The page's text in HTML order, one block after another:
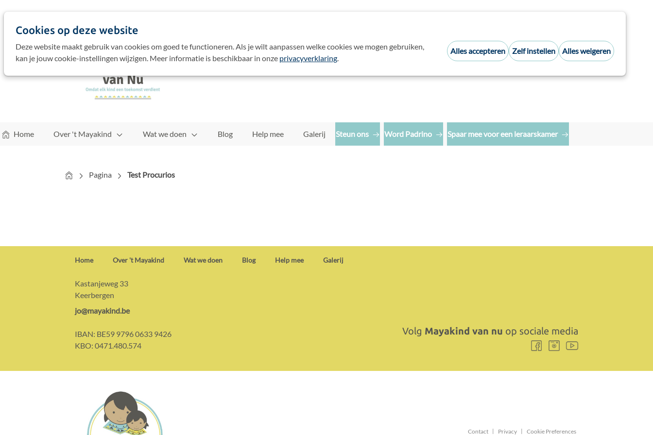
Cookies op deze website
Deze website maakt gebruik van cookies om goed te functioneren. Als je wilt aanpassen welke cookies we mogen gebruiken,
kan je jouw cookie-instellingen wijzigen. Meer informatie is beschikbaar in onze privacyverklaring.
Alles accepteren Zelf instellen Alles weigeren
Zoek:
Inloggen
Home Over 't Mayakind Wat we doen Blog Help mee Galerij Steun ons Word Padrino Spaar mee voor een leraarskamer
HomePagina Test Procurios
Home Over 't Mayakind Wat we doen Blog Help mee Galerij
Contact:
Adres:
Kastanjeweg 33
Keerbergen
E-
jo@mayakind.be
IBAN: BE59 9796 0633 9426
KBO: 0471.480.574
Volg Mayakind van nu op sociale media
Volg
ons
Volg Volg
Contact Privacy Cookie Preferences